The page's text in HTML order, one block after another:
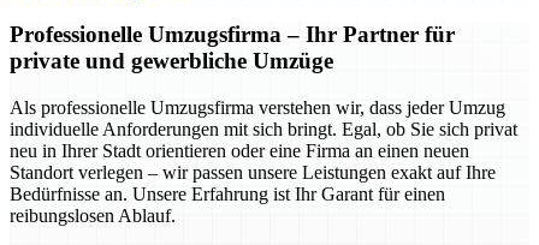
Professionelle Umzugsfirma – Ihr Partner für
private und gewerbliche Umzüge
Als professionelle Umzugsfirma verstehen wir, dass jeder Umzug
individuelle Anforderungen mit sich bringt. Egal, ob Sie sich privat
neu in Ihrer Stadt orientieren oder eine Firma an einen neuen
Standort verlegen – wir passen unsere Leistungen exakt auf Ihre
Bedürfnisse an. Unsere Erfahrung ist Ihr Garant für einen
reibungslosen Ablauf.